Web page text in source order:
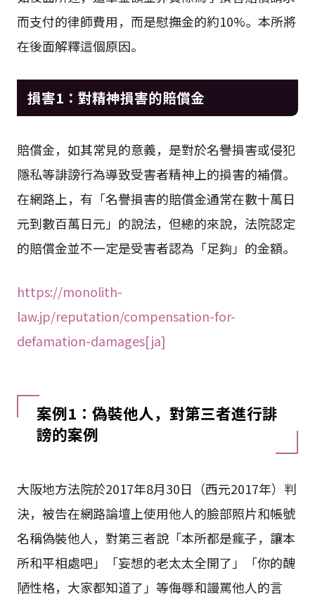
而支付的律師費用，而是慰撫金的約10%。本所將
在後面解釋這個原因。
損害1：對精神損害的賠償金
賠償金，如其常見的意義，是對於名譽損害或侵犯
隱私等誹謗行為導致受害者精神上的損害的補償。
在網路上，有「名譽損害的賠償金通常在數十萬日
元到數百萬日元」的說法，但總的來說，法院認定
的賠償金並不一定是受害者認為「足夠」的金額。
https://monolith-
law.jp/reputation/compensation-for-
defamation-damages[ja]
案例1：偽裝他人，對第三者進行誹
謗的案例
大阪地方法院於2017年8月30日（西元2017年）判
決，被告在網路論壇上使用他人的臉部照片和帳號
名稱偽裝他人，對第三者說「本所都是瘋子，讓本
所和平相處吧」「妄想的老太太全開了」「你的醜
陋性格，大家都知道了」等侮辱和謾罵他人的言